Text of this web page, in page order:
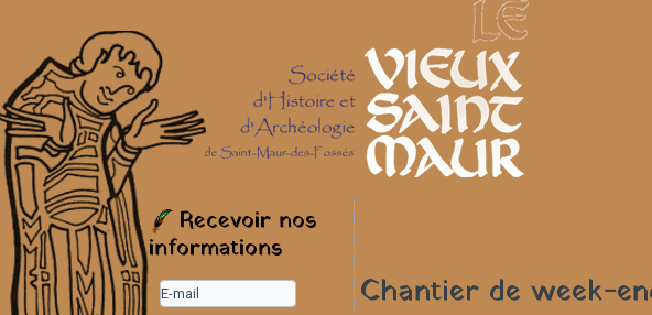
Recevoir nos
informations
Chantier de week-